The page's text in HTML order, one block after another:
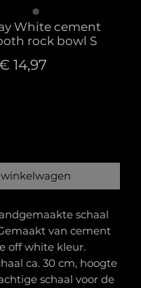
White cement
rock bowl S
14,97
schaal
van cement
off white kleur.
ca. 30 cm, hoogte
schaal voor de